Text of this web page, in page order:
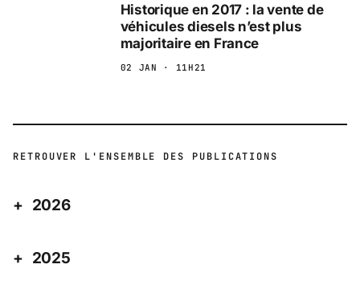
Historique en 2017 : la vente de
véhicules diesels n’est plus
majoritaire en France
02 JAN · 11H21
RETROUVER L'ENSEMBLE DES PUBLICATIONS
2026
2025